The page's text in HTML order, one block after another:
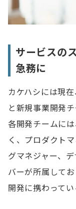
サービスの
急務に
カケハシには現
と新規事業開発
各開発チームに
く、プロダクト
グマネジャー、
バーが所属して
開発に携わってい